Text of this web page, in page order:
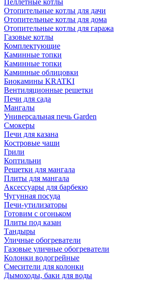
Пеллетные котлы
Отопительные котлы для дачи
Отопительные котлы для дома
Отопительные котлы для гаража
Газовые котлы
Комплектующие
Каминные топки
Каминные топки
Каминные облицовки
Биокамины KRATKI
Вентиляционные решетки
Печи для сада
Мангалы
Универсальная печь Garden
Смокеры
Печи для казана
Костровые чаши
Грили
Коптильни
Решетки для мангала
Плиты для мангала
Аксессуары для барбекю
Чугунная посуда
Печи-утилизаторы
Готовим с огоньком
Плиты под казан
Тандыры
Уличные обогреватели
Газовые уличные обогреватели
Колонки водогрейные
Смесители для колонки
Дымоходы, баки для воды